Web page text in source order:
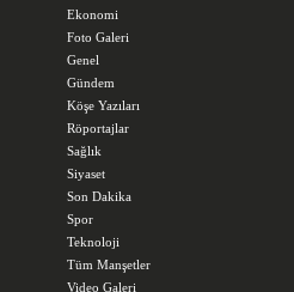
Ekonomi
Foto Galeri
Genel
Gündem
Köşe Yazıları
Röportajlar
Sağlık
Siyaset
Son Dakika
Spor
Teknoloji
Tüm Manşetler
Video Galeri